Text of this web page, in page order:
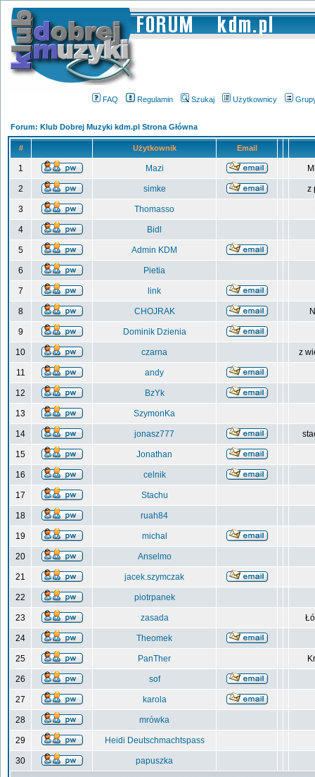
FAQ Regulamin Szukaj Użytkownicy
Forum: Klub Dobrej Muzyki kdm.pl Strona Główna
# Użytkownik Email
1 Mazi
2 simke z
3 Thomasso
4 Bidl
5 Admin KDM
6 Pietia
7 link
8 CHOJRAK
9 Dominik Dzienia
10 czarna z
11 andy
12 BzYk
13 SzymonKa
14 jonasz777
15 Jonathan
16 celnik
17 Stachu
18 ruah84
19 michal
20 Anselmo
21 jacek.szymczak
22 piotrpanek
23 zasada
24 Theomek
25 PanTher
26 sof
27 karola
28 mrówka
29 Heidi Deutschmachtspass
30 papuszka